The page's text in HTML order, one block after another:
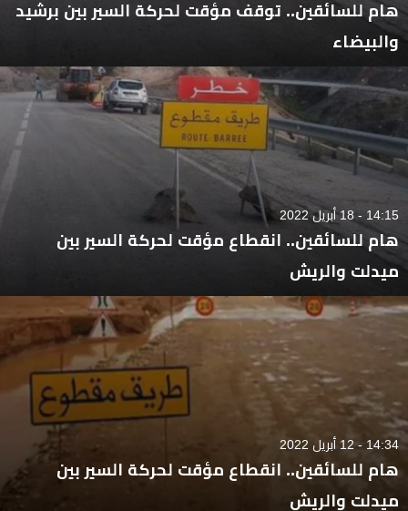
هام للسائقين.. توقف مؤقت لحركة السير بين برشيد
والبيضاء
14:15 - 18 أبريل 2022
هام للسائقين.. انقطاع مؤقت لحركة السير بين
ميدلت والريش
14:34 - 12 أبريل 2022
هام للسائقين.. انقطاع مؤقت لحركة السير بين
ميدلت والريش